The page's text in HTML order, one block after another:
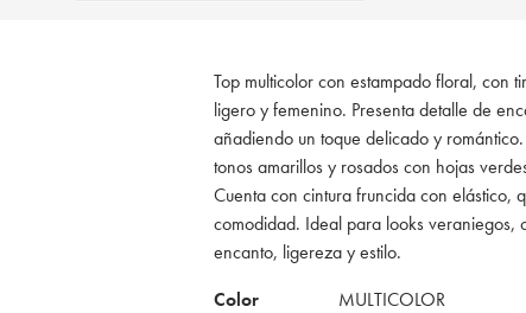
Top multicolor con estampado floral, con
ligero y femenino. Presenta detalle de
añadiendo un toque delicado y
tonos amarillos y rosados con hojas
Cuenta con cintura fruncida con elástico,
comodidad. Ideal para looks veraniegos,
encanto, ligereza y estilo.
Color
MULTICOLOR